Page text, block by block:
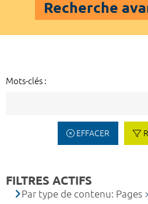
Recherche
Mots-clés :
EFFACER
FILTRES ACTIFS
Par type de contenu: Pages